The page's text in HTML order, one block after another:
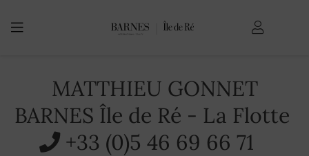
MATTHIEU GONNET
BARNES Île de Ré - La Flotte
+33 (0)5 46 69 66 71